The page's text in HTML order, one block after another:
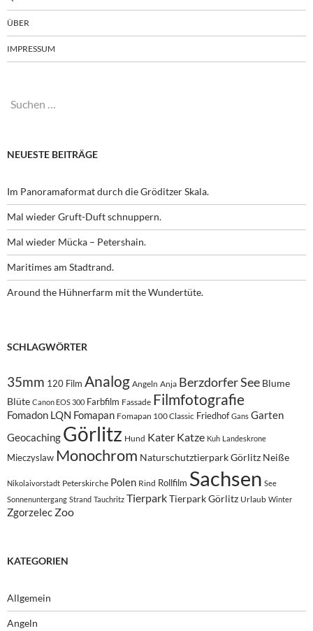
ÜBER
IMPRESSUM
Suchen
NEUESTE BEITRÄGE
Im Panoramaformat durch die Gröditzer Skala.
Mal wieder Gruft-Duft schnuppern.
Mal wieder Mücka – Petershain.
Maritimes am Stadtrand.
Around the Hühnerfarm mit the Wundertüte.
SCHLAGWÖRTER
35mm 120 Film Analog Angeln Anja Berzdorfer See Blume
Blüte Canon EOS 300 Farbfilm Fassade Filmfotografie
Fomadon LQN Fomapan Fomapan 100 Classic Friedhof Gans Garten
Geocaching Görlitz Hund Kater Katze Kuh Landeskrone
Mieczyslaw Monochrom Naturschutztierpark Görlitz Neiße
Nikolaivorstadt Peterskirche Polen Rind Rollfilm Sachsen See
Sonnenuntergang Strand Tauchritz TierparkTierpark Görlitz Urlaub Winter
Zgorzelec Zoo
KATEGORIEN
Allgemein
Angeln